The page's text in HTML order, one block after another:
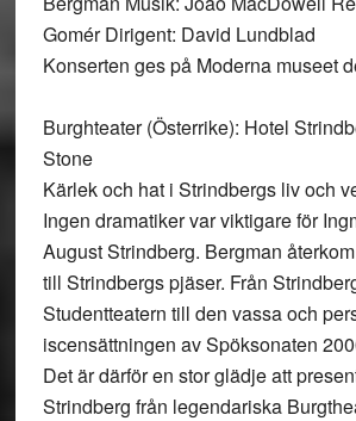
Gomér Dirigent: David Lundblad
Konserten ges på Moderna museet
Burghteater (Österrike): Hotel
Stone
Kärlek och hat i Strindbergs liv och
Ingen dramatiker var viktigare för
August Strindberg. Bergman
till Strindbergs pjäser. Från
Studentteatern till den vassa och
iscensättningen av Spöksonaten
Det är därför en stor glädje att
Strindberg från legendariska